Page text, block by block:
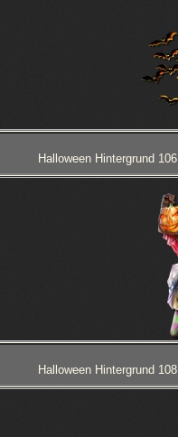
Halloween Hintergrund 106
Halloween Hintergrund 108